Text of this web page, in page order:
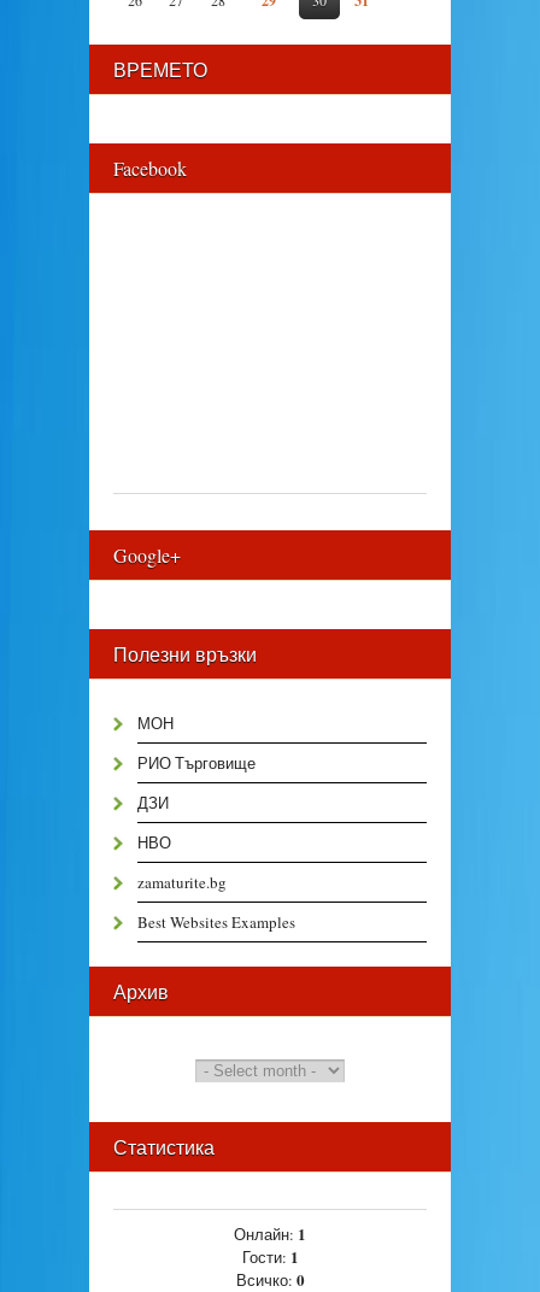
ВРЕМЕТО
Facebook
Google+
Полезни връзки
МОН
РИО Търговище
ДЗИ
НВО
zamaturite.bg
Best Websites Examples
Архив
Статистика
Онлайн: 1
Гости: 1
Всичко: 0